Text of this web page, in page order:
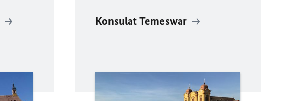
Konsulat Temeswar